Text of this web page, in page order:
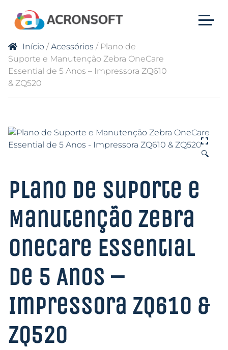
Início /Acessórios / Plano de
Suporte e Manutenção Zebra OneCare
Essential de 5 Anos – Impressora ZQ610
& ZQ520
🔍
Plano de Suporte e
Manutenção Zebra
OneCare Essential
de 5 Anos –
Impressora ZQ610 &
ZQ520